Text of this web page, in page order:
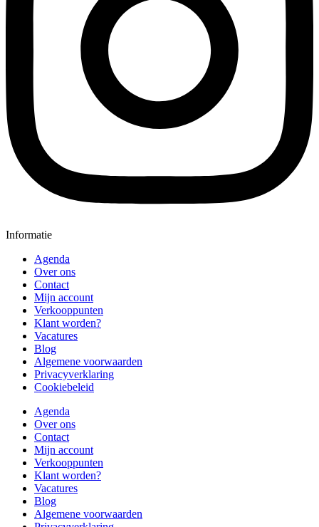
Informatie
Agenda
Over ons
Contact
Mijn account
Verkooppunten
Klant worden?
Vacatures
Blog
Algemene voorwaarden
Privacyverklaring
Cookiebeleid
Agenda
Over ons
Contact
Mijn account
Verkooppunten
Klant worden?
Vacatures
Blog
Algemene voorwaarden